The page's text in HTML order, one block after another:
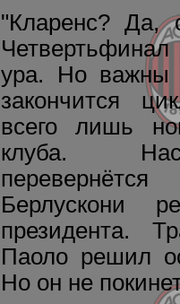
"Кларенс? Да,
ура. Но важны
закончится
всего лишь
клуба.
Берлускони
президента.
Паоло решил
Но он не